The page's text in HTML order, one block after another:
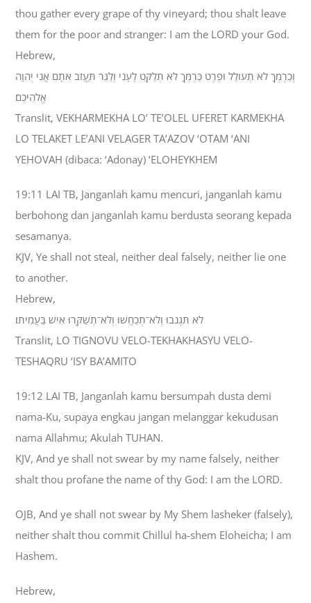
thou gather every grape of thy vineyard; thou shalt leave
them for the poor and stranger: I am the LORD your God.
Hebrew,
וְכַרְמְךָ לֹא תְעֹולֵל וּפֶרֶט כַּרְמְךָ לֹא תְלַקֵּט לֶעָנִי וְלַגֵּר תַּעֲזֹב אֹתָם אֲנִי יְהוָה
אֱלֹהֵיכֶם׃
Translit, VEKHARMEKHA LO’ TE’OLEL UFERET KARMEKHA
LO TELAKET LE’ANI VELAGER TA’AZOV ‘OTAM ‘ANI
YEHOVAH (dibaca: ‘Adonay) ‘ELOHEYKHEM
19:11 LAI TB, Janganlah kamu mencuri, janganlah kamu
berbohong dan janganlah kamu berdusta seorang kepada
sesamanya.
KJV, Ye shall not steal, neither deal falsely, neither lie one
to another.
Hebrew,
לֹא תִּגְנֹבוּ וְלֹא־תְכַחֲשׁוּ וְלֹא־תְשַׁקְּרוּ אִישׁ בַּעֲמִיתֹו׃
Translit, LO TIGNOVU VELO-TEKHAKHASYU VELO-
TESHAQRU ‘ISY BA’AMITO
19:12 LAI TB, Janganlah kamu bersumpah dusta demi
nama-Ku, supaya engkau jangan melanggar kekudusan
nama Allahmu; Akulah TUHAN.
KJV, And ye shall not swear by my name falsely, neither
shalt thou profane the name of thy God: I am the LORD.
OJB, And ye shall not swear by My Shem lasheker (falsely),
neither shalt thou commit Chillul ha-shem Eloheicha; I am
Hashem.
Hebrew,